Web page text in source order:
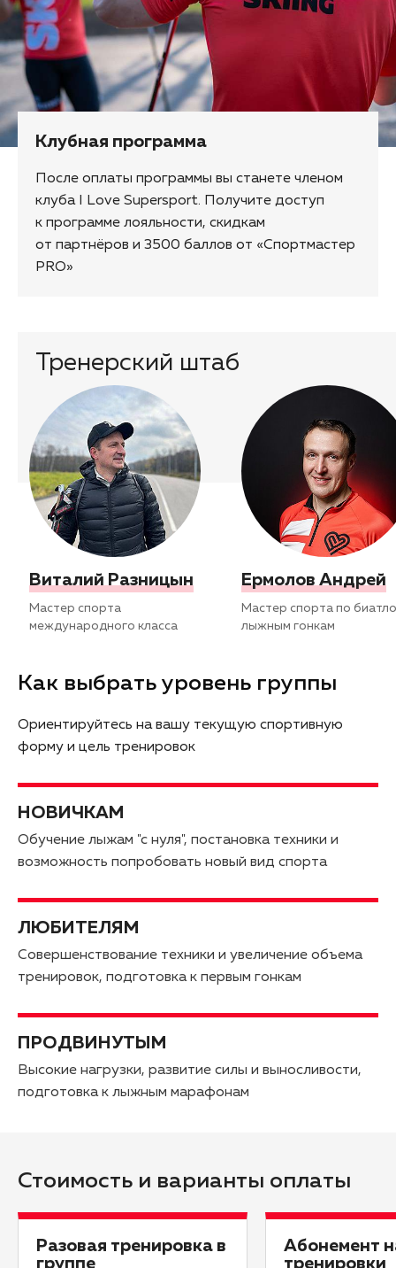
Клубная программа
После оплаты программы вы станете членом
клуба I Love Supersport. Получите доступ
к программе лояльности, скидкам
от партнёров и 3500 баллов от «Спортмастер
PRO»
Тренерский штаб
Виталий Разницын
Мастер спорта
международного класса
Ермолов Андрей
Мастер спорта по
лыжным гонкам
Как выбрать уровень группы
Ориентируйтесь на вашу текущую спортивную
форму и цель тренировок
НОВИЧКАМ
Обучение лыжам "с нуля", постановка техники и
возможность попробовать новый вид спорта
ЛЮБИТЕЛЯМ
Совершенствование техники и увеличение объема
тренировок, подготовка к первым гонкам
ПРОДВИНУТЫМ
Высокие нагрузки, развитие силы и выносливости,
подготовка к лыжным марафонам
Стоимость и варианты оплаты
Разовая тренировка в
группе
Абонемент
тренировки